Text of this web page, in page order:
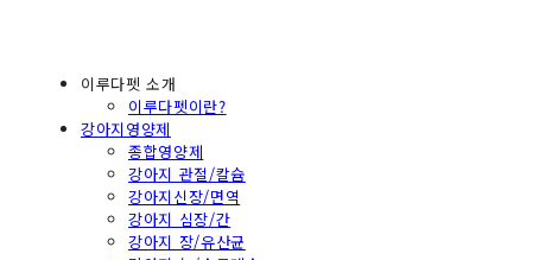
이루다펫 소개
이루다펫이란?
강아지영양제
종합영양제
강아지 관절/칼슘
강아지신장/면역
강아지 심장/간
강아지 장/유산균